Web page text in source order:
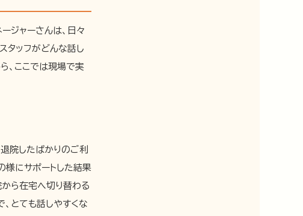
ジャーさんは、日々
タッフがどんな話し
、ここでは現場で実
院したばかりのご利
様にサポートした結果
から在宅へ切り替わる
とても話しやすくな